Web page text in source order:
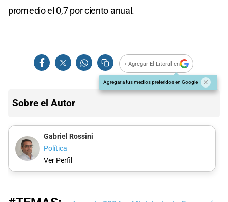
promedio el 0,7 por ciento anual.
+ Agregar El Litoral en
Agregar a tus medios preferidos en Google
Sobre el Autor
Gabriel Rossini
Política
Ver Perfil